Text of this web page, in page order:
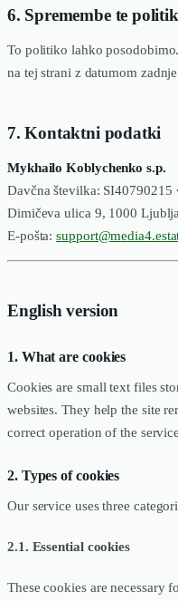
6. Spremembe te
To politiko lahko
na tej strani z datumom
7. Kontaktni podatki
Mykhailo Koblychenko s.p.
Davčna številka: SI40790215
Dimičeva ulica 9, 1000
E-pošta:
English version
1. What are cookies
Cookies are small text files
websites. They help the site
correct operation of the
2. Types of cookies
Our service uses three
2.1. Essential cookies
These cookies are necessary